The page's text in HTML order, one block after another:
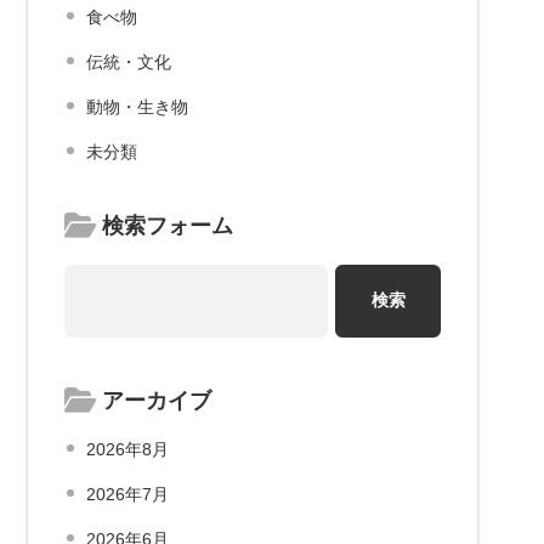
食べ物
伝統・文化
動物・生き物
未分類
検索フォーム
アーカイブ
2026年8月
2026年7月
2026年6月